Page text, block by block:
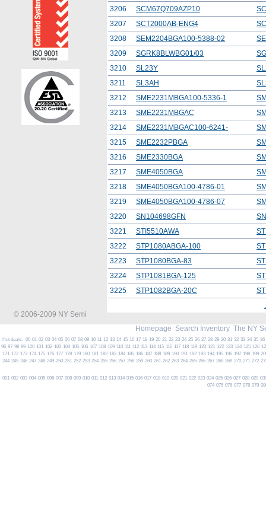
3206
SCM67Q709AZP10
3207
SCT2000AB-ENG4
3208
SEM2204BGA100-5388-02
3209
SGRK8BLWBG01/03
3210
SL23Y
3211
SL3AH
3212
SME2231MBGA100-5336-1
3213
SME2231MBGAC
3214
SME2231MBGAC100-6241-
3215
SME2232PBGA
3216
SME2330BGA
3217
SME4050BGA
3218
SME4050BGA100-4786-01
3219
SME4050BGA100-4786-07
3220
SN104698GFN
3221
STI5510AWA
3222
STP1080ABGA-100
3223
STP1080BGA-83
3224
STP1081BGA-125
3225
STP1082BGA-20C
© 2006-2009 NY Semi
Homepage Search Inventory The NY
Hot deals: 00 01 02 03 04 05 06 07 08 09 10 11 12 13 14 15 16 17 18 19 20 21 22 23 24 25 26 27 28 29 30 31 32 33 34 35 36
96 97 98 99 100 101 102 103 104 105 106 107 108 109 110 111 112 113 114 115 116 117 118 119 120 121 122 123 124 125 126
171 172 173 174 175 176 177 178 179 180 181 182 183 184 185 186 187 188 189 190 191 192 193 194 195 196 197 198 199
244 245 246 247 248 249 250 251 252 253 254 255 256 257 258 259 260 261 262 263 264 265 266 267 268 269 270 271 272
001 002 003 004 005 006 007 008 009 010 011 012 013 014 015 016 017 018 019 020 021 022 023 024 025 026 027 028 029
074 075 076 077 078 079